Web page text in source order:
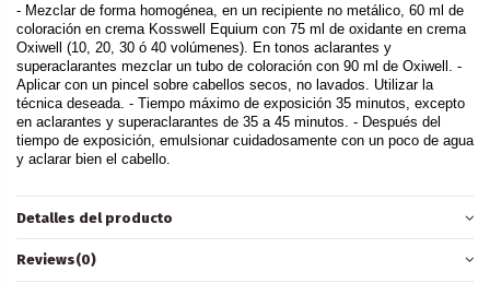
- Mezclar de forma homogénea, en un recipiente no metálico, 60 ml de
coloración en crema Kosswell Equium con 75 ml de oxidante en crema
Oxiwell (10, 20, 30 ó 40 volúmenes). En tonos aclarantes y
superaclarantes mezclar un tubo de coloración con 90 ml de Oxiwell. -
Aplicar con un pincel sobre cabellos secos, no lavados. Utilizar la
técnica deseada. - Tiempo máximo de exposición 35 minutos, excepto
en aclarantes y superaclarantes de 35 a 45 minutos. - Después del
tiempo de exposición, emulsionar cuidadosamente con un poco de agua
y aclarar bien el cabello.
Detalles del producto
Reviews(0)